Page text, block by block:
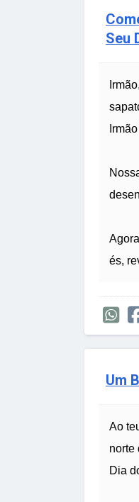
Seu
és,
Um
Ao
norte
Dia